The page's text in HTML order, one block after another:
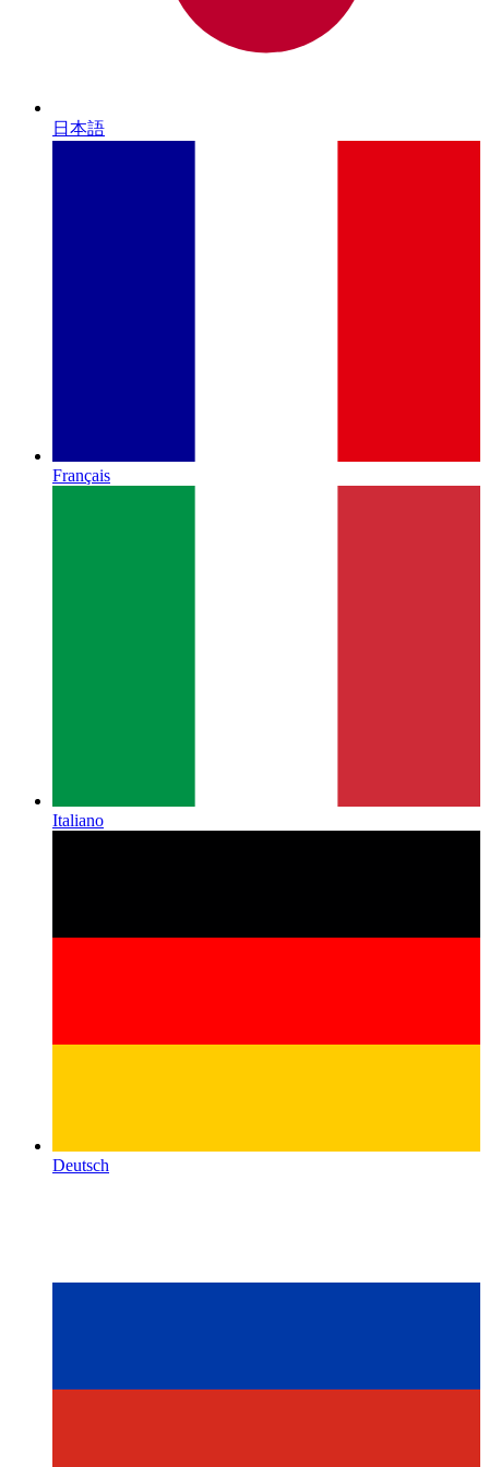
日本語
Français
Italiano
Deutsch